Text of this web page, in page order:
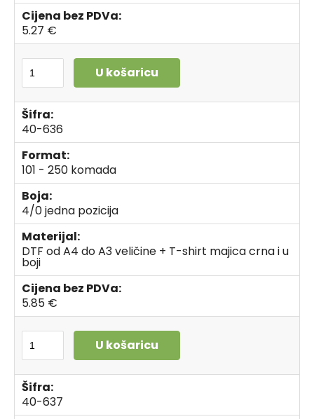
Cijena bez PDVa:
5.27 €
U košaricu
Šifra:
40-636
Format:
101 - 250 komada
Boja:
4/0 jedna pozicija
Materijal:
DTF od A4 do A3 veličine + T-shirt majica crna i u
boji
Cijena bez PDVa:
5.85 €
U košaricu
Šifra:
40-637